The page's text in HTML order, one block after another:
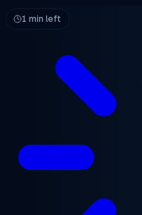
ข้ามไปยังเนื้อหาหลัก
1 min left